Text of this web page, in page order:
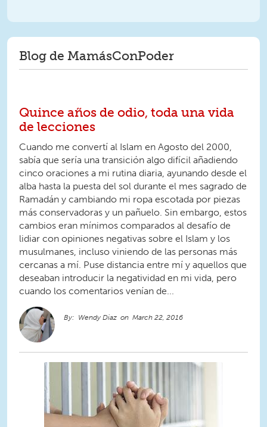
Blog de MamásConPoder
Quince años de odio, toda una vida
de lecciones
Cuando me convertí al Islam en Agosto del 2000,
sabía que sería una transición algo difícil añadiendo
cinco oraciones a mi rutina diaria, ayunando desde el
alba hasta la puesta del sol durante el mes sagrado de
Ramadán y cambiando mi ropa escotada por piezas
más conservadoras y un pañuelo. Sin embargo, estos
cambios eran mínimos comparados al desafío de
lidiar con opiniones negativas sobre el Islam y los
musulmanes, incluso viniendo de las personas más
cercanas a mí. Puse distancia entre mí y aquellos que
deseaban introducir la negatividad en mi vida, pero
cuando los comentarios venían de...
Wendy Diaz March 22, 2016